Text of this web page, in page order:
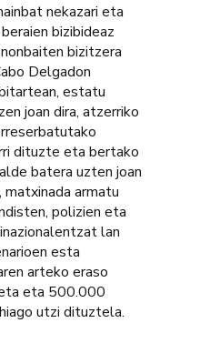
nekazari eta
bizibideaz
bizitzera
Delgadon
estatu
joan dira, atzerriko
dituzte eta bertako
batera uzten joan
armatu
polizien eta
lan
esta
arteko eraso
eta 500.000
utzi dituztela.